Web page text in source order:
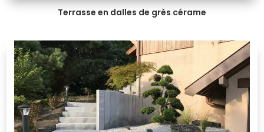
Terrasse en dalles de grès cérame